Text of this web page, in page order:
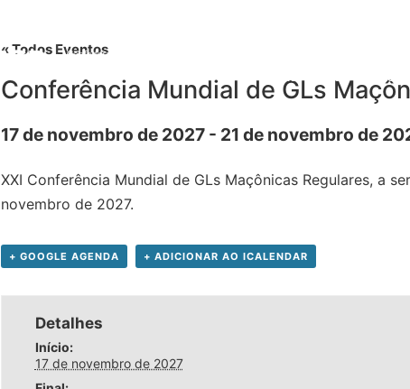
Home Sobre Biblioteca
« Todos Eventos
Conferência Mundial de GLs
17 de novembro de 2027 - 21 de novembro de
XXI Conferência Mundial de GLs Maçônicas Regulares, a
novembro de 2027.
+ GOOGLE AGENDA + ADICIONAR AO ICALENDAR
Detalhes
Início:
17 de novembro de 2027